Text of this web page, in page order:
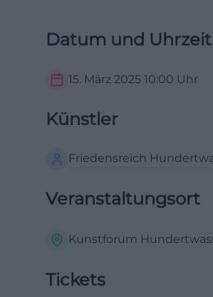
Datum und Uhrzeit
15. März 2025 10:00 Uhr
Künstler
Friedensreich
Veranstaltungsort
Kunstforum
Tickets